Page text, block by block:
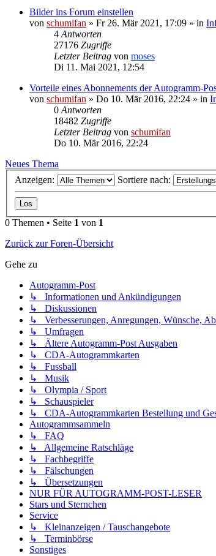
Bilder ins Forum einstellen
von schumifan » Fr 26. Mär 2021, 17:09 » in
4Antworten
27176 Zugriffe
Letzter Beitrag von moses
Di 11. Mai 2021, 12:54
Vorteile eines Abonnements der Autogramm-
von schumifan » Do 10. Mär 2016, 22:24 » in
0Antworten
18482 Zugriffe
Letzter Beitrag von schumifan
Do 10. Mär 2016, 22:24
Neues Thema
Anzeigen:
Sortiere nach:
0 Themen • Seite 1 von 1
Zurück zur Foren-Übersicht
Gehe zu
Autogramm-Post
↳ Informationen und Ankündigungen
↳ Diskussionen
↳ Verbesserungen, Anregungen, Wünsche,
↳ Umfragen
↳ Ältere Autogramm-Post Ausgaben
↳ CDA-Autogrammkarten
↳ Fussball
↳ Musik
↳ Olympia / Sport
↳ Schauspieler
↳ CDA-Autogrammkarten Bestellung und
Autogrammsammeln
↳ FAQ
↳ Allgemeine Ratschläge
↳ Fachbegriffe
↳ Fälschungen
↳ Übersetzungen
NUR FÜR AUTOGRAMM-POST-LESER
Stars und Sternchen
Service
↳ Kleinanzeigen / Tauschangebote
↳ Terminbörse
Sonstiges